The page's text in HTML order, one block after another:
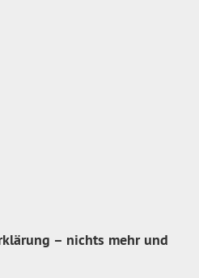
– nichts mehr und